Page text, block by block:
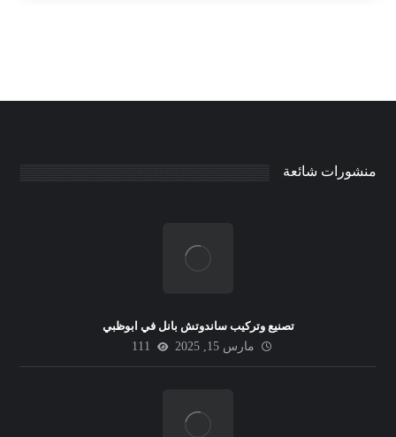
منشورات شائعة
تصنيع وتركيب ساندوتش بانل في ابوظبي
مارس 15, 2025
111